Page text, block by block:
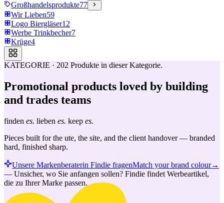
Großhandelsprodukte77
Wir Lieben59
Logo Biergläser12
Werbe Trinkbecher7
Krüge4
KATEGORIE · 202 Produkte in dieser Kategorie.
Promotional products loved by building
and trades teams
finden es. lieben es. keep es.
Pieces built for the ute, the site, and the client handover — branded
hard, finished sharp.
Unsere Markenberaterin Findie fragenMatch your brand colour→
— Unsicher, wo Sie anfangen sollen? Findie findet Werbeartikel,
die zu Ihrer Marke passen.